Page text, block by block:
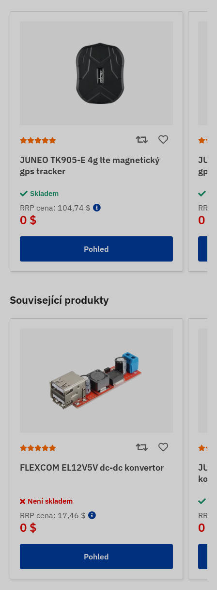
JUNEO TK905-E 4g lte magnetický
gps tracker
Skladem
RRP cena: 104,74 $
0 $
Pohled
gps
RRP
0 $
Související produkty
FLEXCOM EL12V5V dc-dc konvertor
Není skladem
RRP cena: 17,46 $
0 $
Pohled
RRP
0 $